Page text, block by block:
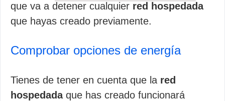
que va a detener cualquier red hospedada
que hayas creado previamente.
Comprobar opciones de energía
Tienes de tener en cuenta que la red
hospedadaque has creado funcionará